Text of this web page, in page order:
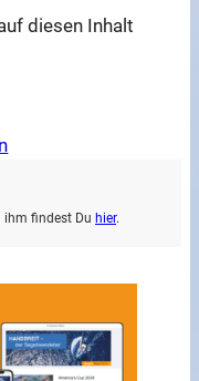
diesen Inhalt
ihm findest Du hier.